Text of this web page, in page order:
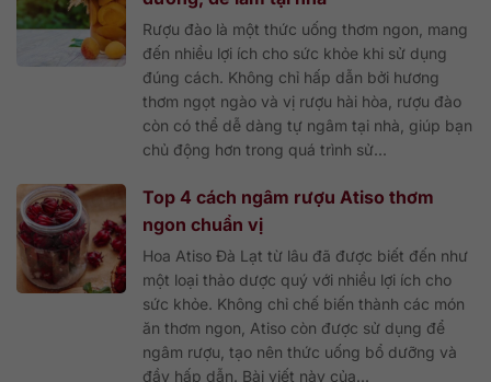
Rượu đào là một thức uống thơm ngon, mang
đến nhiều lợi ích cho sức khỏe khi sử dụng
đúng cách. Không chỉ hấp dẫn bởi hương
thơm ngọt ngào và vị rượu hài hòa, rượu đào
còn có thể dễ dàng tự ngâm tại nhà, giúp bạn
chủ động hơn trong quá trình sử...
Top 4 cách ngâm rượu Atiso thơm
ngon chuẩn vị
Hoa Atiso Đà Lạt từ lâu đã được biết đến như
một loại thảo dược quý với nhiều lợi ích cho
sức khỏe. Không chỉ chế biến thành các món
ăn thơm ngon, Atiso còn được sử dụng để
ngâm rượu, tạo nên thức uống bổ dưỡng và
đầy hấp dẫn. Bài viết này của...